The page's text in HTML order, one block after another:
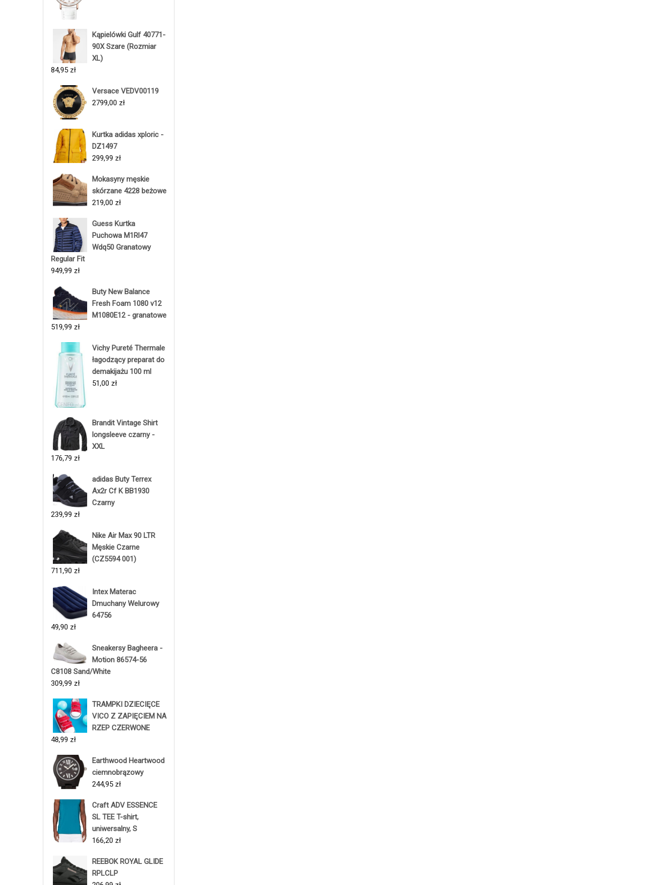
Kąpielówki Gulf 40771-
90X Szare (Rozmiar
XL)
84,95 zł
Versace VEDV00119
2799,00 zł
Kurtka adidas xploric -
DZ1497
299,99 zł
Mokasyny męskie
skórzane 4228 beżowe
219,00 zł
Guess Kurtka
Puchowa M1Rl47
Wdq50 Granatowy
Regular Fit
949,99 zł
Buty New Balance
Fresh Foam 1080 v12
M1080E12 - granatowe
519,99 zł
Vichy Pureté Thermale
łagodzący preparat do
demakijażu 100 ml
51,00 zł
Brandit Vintage Shirt
longsleeve czarny -
XXL
176,79 zł
adidas Buty Terrex
Ax2r Cf K BB1930
Czarny
239,99 zł
Nike Air Max 90 LTR
Męskie Czarne
(CZ5594 001)
711,90 zł
Intex Materac
Dmuchany Welurowy
64756
49,90 zł
Sneakersy Bagheera -
Motion 86574-56
C8108 Sand/White
309,99 zł
TRAMPKI DZIECIĘCE
VICO Z ZAPIĘCIEM NA
RZEP CZERWONE
48,99 zł
Earthwood Heartwood
ciemnobrązowy
244,95 zł
Craft ADV ESSENCE
SL TEE T-shirt,
uniwersalny, S
166,20 zł
REEBOK ROYAL GLIDE
RPLCLP